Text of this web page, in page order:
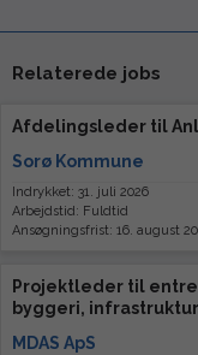
Relaterede jobs
Afdelingsleder til
Sorø Kommune
Indrykket: 31. juli 2026
Arbejdstid: Fuldtid
Ansøgningsfrist: 16. august
Projektleder til
byggeri,
MDAS ApS